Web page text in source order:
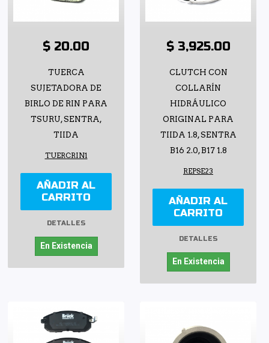
$ 20.00
TUERCA
SUJETADORA DE
BIRLO DE RIN PARA
TSURU, SENTRA,
TIIDA
TUERCRIN1
AÑADIR AL
CARRITO
DETALLES
En Existencia
$ 3,925.00
CLUTCH CON
COLLARÍN
HIDRÁULICO
ORIGINAL PARA
TIIDA 1.8, SENTRA
B16 2.0, B17 1.8
REPSE23
AÑADIR AL
CARRITO
DETALLES
En Existencia